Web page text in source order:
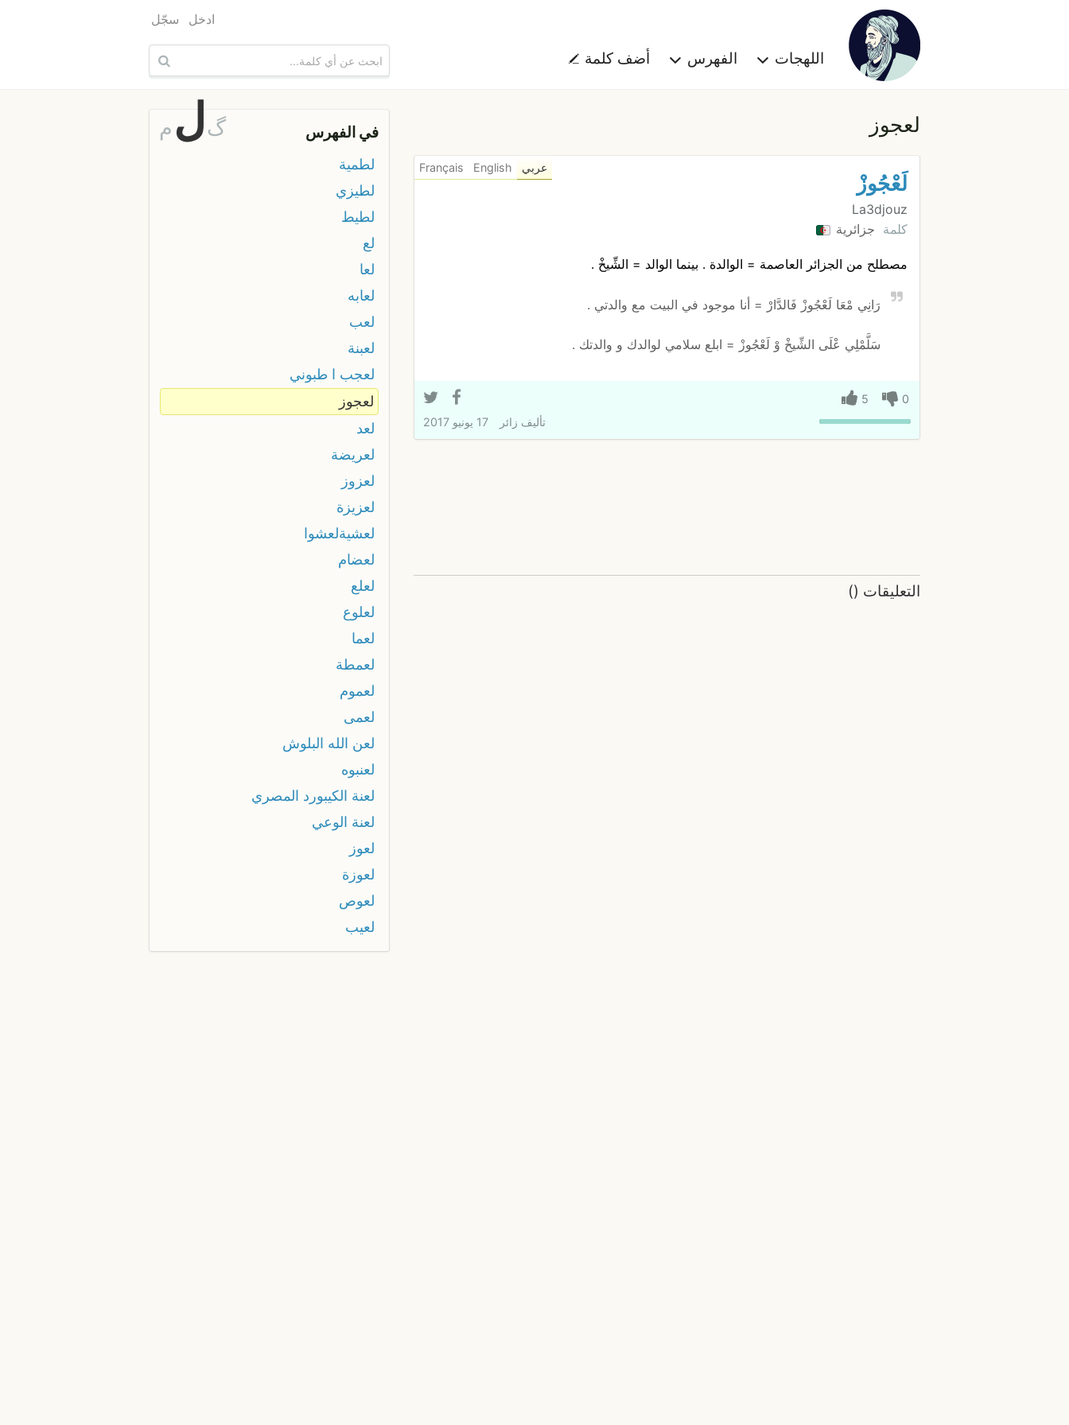
اللهجات الفهرس أضف كلمة
ادخل سجّل
لعجوز
لَعْجُوزْ
La3djouz
كلمة جزائرية
مصطلح من الجزائر العاصمة = الوالدة . بينما الوالد = الشِّيخْ .
رَانِي مْعَا لَعْجُوزْ فَالدَّارْ = أنا موجود في البيت مع والدتي .
سَلَّمْلِي عْلَى الشِّيخْ وْ لَعْجُوزْ = ابلع سلامي لوالدك و والدتك .
عربي English
Français
0
5
تأليف زائر 17 يونيو 2017
التعليقات (
)
في الفهرس گل م
لطمية
لطيزي
لطيط
لع
لعا
لعابه
لعب
لعبنة
لعجب ا طبوني
لعجوز
لعد
لعريضة
لعزوز
لعزيزة
لعشيةلعشوا
لعضام
لعلع
لعلوع
لعما
لعمطة
لعموم
لعمى
لعن الله البلوش
لعنبوه
لعنة الكيبورد المصري
لعنة الوعي
لعوز
لعوزة
لعوص
لعيب